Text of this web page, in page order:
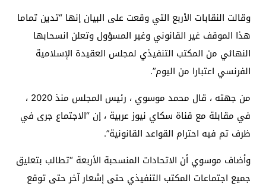
وقالت النقابات الأربع التي وقعت على البيان إنها “تدين تماما
هذا الموقف غير القانوني وغير المسؤول وتعلن انسحابها
النهائي من المكتب التنفيذي لمجلس العقيدة الإسلامية
الفرنسي اعتبارا من اليوم”.
من جهته ، قال محمد موسوي ، رئيس المجلس منذ 2020 ،
في مقابلة مع قناة سكاي نيوز عربية ، إن “الاجتماع جرى في
ظرف تم فيه احترام القواعد القانونية”.
وأضاف موسوي أن الاتحادات المنسحبة الأربعة “تطالب بتعليق
جميع اجتماعات المكتب التنفيذي حتى إشعار آخر حتى توقع